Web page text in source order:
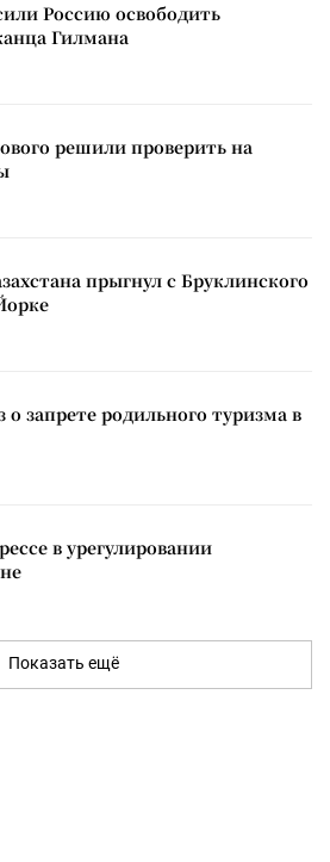
Россию освободить
Гилмана
решили проверить на
прыгнул с Бруклинского
запрете родильного туризма в
в урегулировании
Показать ещё